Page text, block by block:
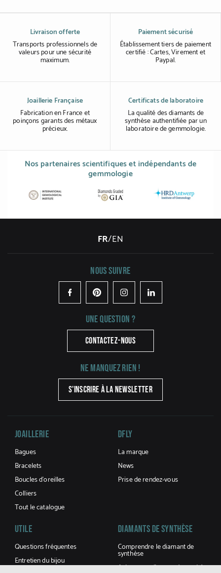
Livraison offerte
Transports professionnels de
valeurs pour une sécurité
maximum.
Paiement sécurisé
Établissement tiers de paiement
certifié : Cartes, Virement et
Paypal.
Joaillerie Française
Fabrication en France et
poinçons garants des métaux
précieux.
Certificats de laboratoire
La qualité des diamants de
synthèse authentifiée par un
laboratoire de gemmologie.
Nos partenaires scientifiques et indépendants de
gemmologie
FR/EN
Nous suivre
FacebookPinterestInstagramLinkedIn
Une question ?
CONTACTEZ-NOUS
Ne manquez rien !
S'INSCRIRE À LA NEWSLETTER
Joaillerie
Bagues
Bracelets
Boucles d’oreilles
Colliers
Tout le catalogue
DFLY
La marque
News
Prise de rendez-vous
UTILE
Questions fréquentes
Entretien du bijou
Diamants De Synthèse
Comprendre le diamant de
synthèse
Acheter un diamant de synthèse